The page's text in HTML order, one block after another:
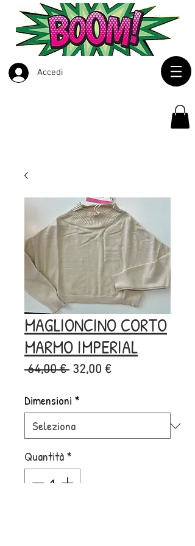
Accedi
MAGLIONCINO CORTO
MARMO IMPERIAL
64,00 € Prezzo
32,00 €Prezzo
Dimensioni *
Quantità*